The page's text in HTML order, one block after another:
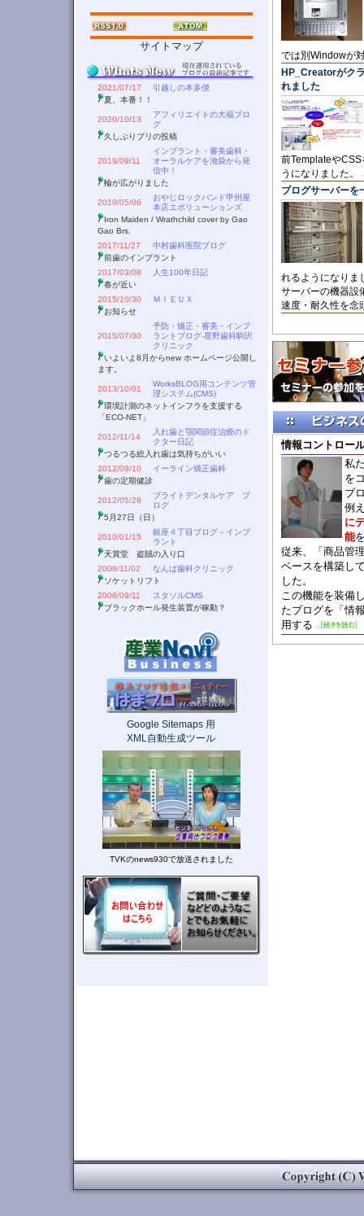
サイトマップ
2021/07/17
引越しの本多便
夏、本番！！
2020/10/13
アフィリエイトの大福ブロ
グ
久しぶりブリの投稿
2019/09/11
インプラント・審美歯科・
オーラルケアを池袋から発
信中！
輪が広がりました
2019/05/06
おやじロックバンド甲州屋
本店エボリューションズ
Iron Maiden / Wrathchild cover by Gao
Gao Brs.
2017/11/27
中村歯科医院ブログ
前歯のインプラント
2017/03/08
人生100年日記
春が近い
2015/10/30
ＭＩＥＵＸ
お知らせ
2015/07/30
予防・矯正・審美・インプ
ラントブログ-星野歯科駒沢
クリニック
いよいよ8月からnew ホームページ公開し
ます。
2013/10/01
WorksBLOG用コンテンツ管
理システム(CMS)
環境計測のネットインフラを支援する
「ECO-NET」
2012/11/14
入れ歯と顎関節症治療のド
クター日記
つるつる総入れ歯は気持ちがいい
2012/09/10
イーライン矯正歯科
歯の定期健診
2012/05/28
ブライトデンタルケア ブ
ログ
5月27日（日）
2010/01/15
銀座４丁目ブログ－インプ
ラント
天賞堂 盗賊の入り口
2008/11/02
なんば歯科クリニック
ソケットリフト
2008/09/11
スタソルCMS
ブラックホール発生装置が稼動？
Google Sitemaps 用
XML自動生成ツール
TVKのnews930で放送されました
では別Windowが
HP_Creatorがク
れました
前Templateや
うになりました。
ブログサーバーを
れるようになりま
サーバーの機器設
速度・耐久性を念
情報コントロー
私
を
ブ
例
に
能
従来、「商品管
ベースを構築し
した。
この機能を装備
たブログを「情
用する